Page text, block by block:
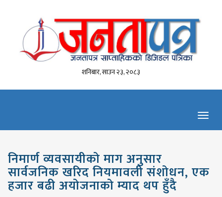
शनिबार, साउन २३, २०८३
निमार्ण व्यवसायीको माग अनुसार
सार्वजनिक खरिद नियमावली संशोधन, एक
हजार बढी अयोजनाको म्याद थप हुँदै